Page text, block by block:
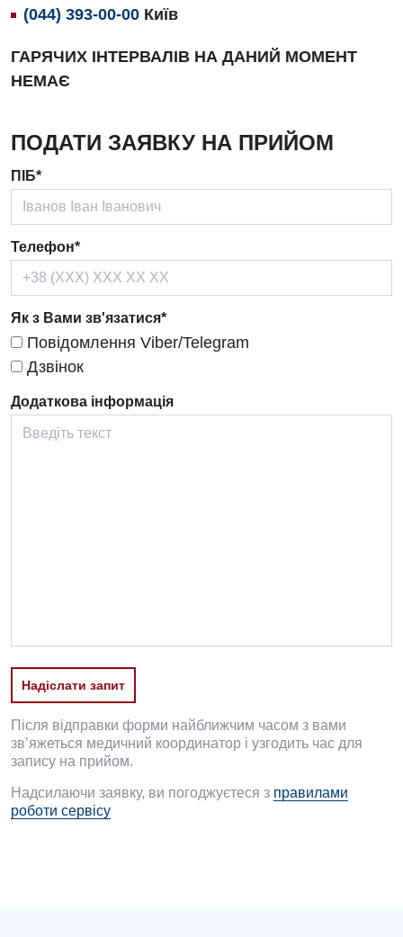
Гастроентерологія
Гематологія
Дієтологія
Кардіологія
Мамологія
Медична психологія
Неврологія
Пульмонологія
Ревматологія
Судинна хірургія
Терапія
(044) 393-00-00 Київ
ГАРЯЧИХ ІНТЕРВАЛІВ НА ДАНИЙ МОМЕНТ
НЕМАЄ
ПОДАТИ ЗАЯВКУ НА ПРИЙОМ
ПІБ*
Телефон*
Як з Вами зв'язатися*
Повідомлення Viber/Telegram
Дзвінок
Додаткова інформація
Надіслати запит
Після відправки форми найближчим часом з вами
зв’яжеться медичний координатор і узгодить час для
запису на прийом.
Надсилаючи заявку, ви погоджуєтеся з правилами
роботи сервісу